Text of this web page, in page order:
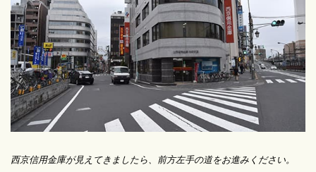
西京信用金庫が見えてきましたら、前方左手の道をお進みください。